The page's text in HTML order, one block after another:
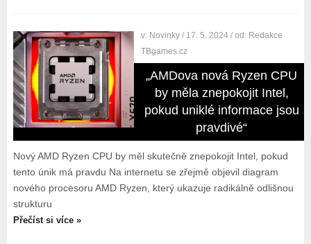
v: Novinky / 17. 5. 2024 / od: Redakce
TBgames.cz
„AMDova nová Ryzen CPU
by měla znepokojit Intel,
pokud uniklé informace jsou
pravdivé“
Nový AMD Ryzen CPU by měl skutečně znepokojit Intel, pokud
tento únik má pravdu Na internetu se zřejmě objevil diagram
nového procesoru AMD Ryzen, který ukazuje radikálně odlišnou
strukturu
Přečíst si více »